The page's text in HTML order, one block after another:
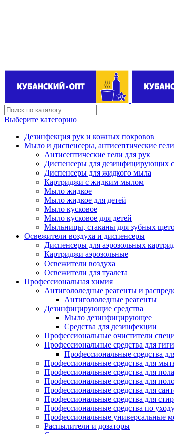
Выберите категорию
Дезинфекция рук и кожных покровов
Мыло и диспенсеры, антисептические гели
Антисептические гели для рук
Диспенсеры для дезинфицирующих
Диспенсеры для жидкого мыла
Картриджи с жидким мылом
Мыло жидкое
Мыло жидкое для детей
Мыло кусковое
Мыло кусковое для детей
Мыльницы, стаканы для зубных
Освежители воздуха и диспенсеры
Диспенсеры для аэрозольных
Картриджи аэрозольные
Освежители воздуха
Освежители для туалета
Профессиональная химия
Антигололедные реагенты и
Антигололедные реагенты
Дезинфицирующие средства
Мыло дезинфицирующее
Средства для дезинфекции
Профессиональные очистители
Профессиональные средства для
Профессиональные средства
Профессиональные средства для
Профессиональные средства для
Профессиональные средства для
Профессиональные средства для
Профессиональные средства для
Профессиональные средства по
Профессиональные универсальные
Распылители и дозаторы